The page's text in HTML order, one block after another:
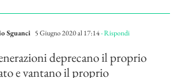
Sguanci 5 Giugno 2020 al 17:14- Rispondi
deprecano il proprio
e vantano il proprio